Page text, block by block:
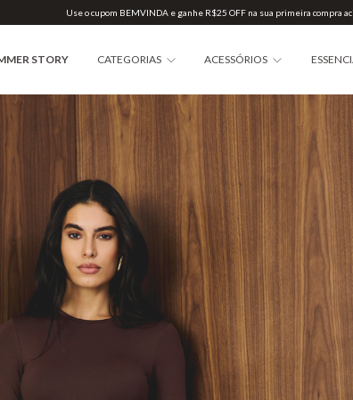
Use o cupom BEMVINDA e ganhe R$25 OFF na sua primeira compra
STORY CATEGORIAS ACESSÓRIOS